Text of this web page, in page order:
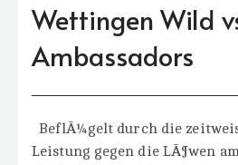
Wettingen Wild
Ambassadors
BeflÃ¼gelt durch die
Leistung gegen die LÃ¶wen